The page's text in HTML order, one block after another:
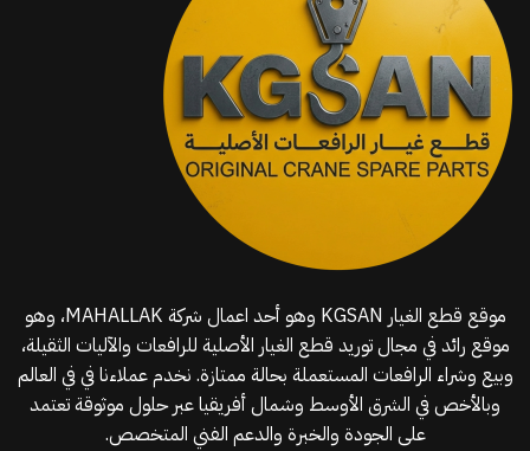
موقع قطع الغيار KGSAN وهو أحد اعمال شركة MAHALLAK، وهو
موقع رائد في مجال توريد قطع الغيار الأصلية للرافعات والآليات الثقيلة،
وبيع وشراء الرافعات المستعملة بحالة ممتازة. نخدم عملاءنا في في العالم
وبالأخص في الشرق الأوسط وشمال أفريقيا عبر حلول موثوقة تعتمد
على الجودة والخبرة والدعم الفني المتخصص.